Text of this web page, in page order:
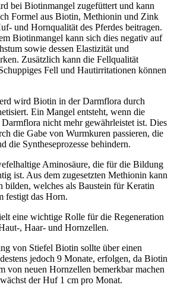
bei Biotinmangel zugefüttert und kann
Formel aus Biotin, Methionin und Zink
und Hornqualität des Pferdes beitragen.
Biotinmangel kann sich dies negativ auf
sowie dessen Elastizität und
Zusätzlich kann die Fellqualität
Fell und Hautirritationen können
wird Biotin in der Darmflora durch
Ein Mangel entsteht, wenn die
nicht mehr gewährleistet ist. Dies
die Gabe von Wurmkuren passieren, die
die Syntheseprozesse behindern.
Aminosäure, die für die Bildung
ist. Aus dem zugesetzten Methionin kann
bilden, welches als Baustein für Keratin
festigt das Horn.
eine wichtige Rolle für die Regeneration
, Haar- und Hornzellen.
von Stiefel Biotin sollte über einen
jedoch 9 Monate, erfolgen, da Biotin
von neuen Hornzellen bemerkbar machen
der Huf 1 cm pro Monat.